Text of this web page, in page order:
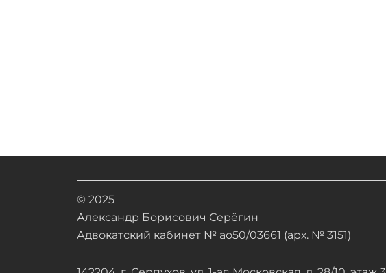
© 2025
Александр Борисович Серёгин
Адвокатский кабинет № ао50/03661 (арх. № 3151)